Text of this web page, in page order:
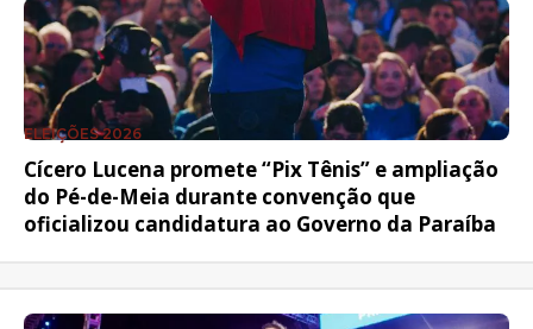
ELEIÇÕES 2026
Cícero Lucena promete “Pix Tênis” e ampliação
do Pé-de-Meia durante convenção que
oficializou candidatura ao Governo da Paraíba